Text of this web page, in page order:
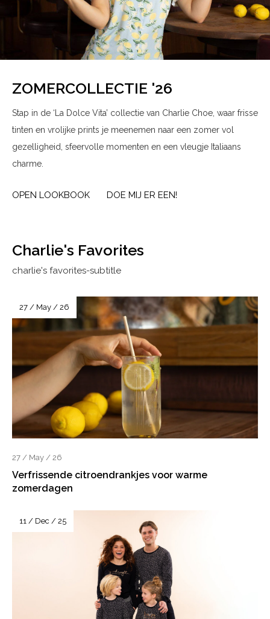
ZOMERCOLLECTIE '26
Stap in de ‘La Dolce Vita’ collectie van Charlie Choe, waar frisse
tinten en vrolijke prints je meenemen naar een zomer vol
gezelligheid, sfeervolle momenten en een vleugje Italiaans
charme.
OPEN LOOKBOOK DOE MIJ ER EEN!
Charlie's Favorites
charlie's favorites-subtitle
27 / May / 26
27 / May / 26
Verfrissende citroendrankjes voor warme
zomerdagen
11 / Dec / 25